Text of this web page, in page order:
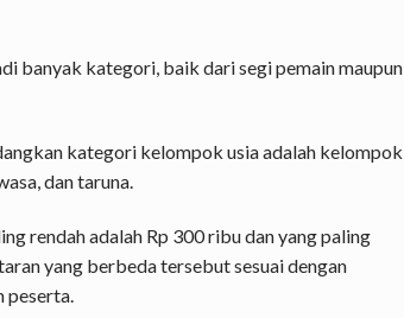
banyak kategori, baik dari segi pemain maupun
kategori kelompok usia adalah kelompok
dan taruna.
rendah adalah Rp 300 ribu dan yang paling
yang berbeda tersebut sesuai dengan